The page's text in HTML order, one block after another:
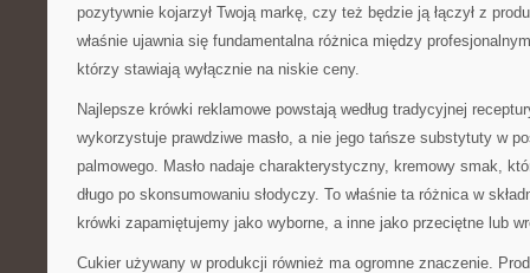
pozytywnie kojarzył Twoją markę, czy też będzie ją łączył z
właśnie ujawnia się fundamentalna różnica między
którzy stawiają wyłącznie na niskie ceny.
Najlepsze krówki reklamowe powstają według tradycyjnej
wykorzystuje prawdziwe masło, a nie jego tańsze substytuty w
palmowego. Masło nadaje charakterystyczny, kremowy smak,
długo po skonsumowaniu słodyczy. To właśnie ta różnica w
krówki zapamiętujemy jako wyborne, a inne jako przeciętne lub
Cukier używany w produkcji również ma ogromne znaczenie.